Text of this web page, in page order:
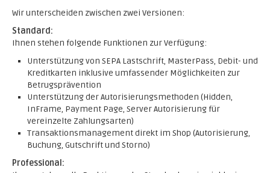
Wir unterscheiden zwischen zwei Versionen:
Standard:
Ihnen stehen folgende Funktionen zur Verfügung:
Unterstützung von SEPA Lastschrift, MasterPass, Debit- und
Kreditkarten inklusive umfassender Möglichkeiten zur
Betrugsprävention
Unterstützung der Autorisierungsmethoden (Hidden,
InFrame, Payment Page, Server Autorisierung für
vereinzelte Zahlungsarten)
Transaktionsmanagement direkt im Shop (Autorisierung,
Buchung, Gutschrift und Storno)
Professional: